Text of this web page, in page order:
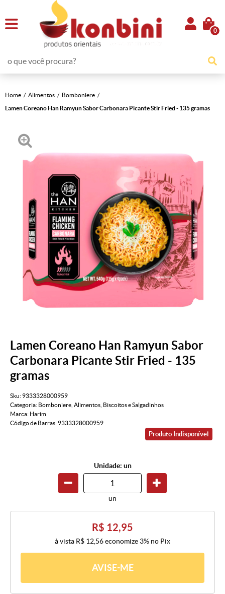
0
Home Alimentos
Bomboniere
Lamen Coreano Han Ramyun Sabor Carbonara Picante Stir Fried - 135 gramas
Lamen Coreano Han Ramyun Sabor
Carbonara Picante Stir Fried - 135
gramas
Sku: 9333328000959
Categoria: Bomboniere Alimentos Biscoitos e Salgadinhos
Marca: Harim
Código de Barras: 9333328000959
Produto Indisponível
Unidade: un
un
R$ 12,95
à vista R$ 12,56economize 3% no Pix
AVISE-ME